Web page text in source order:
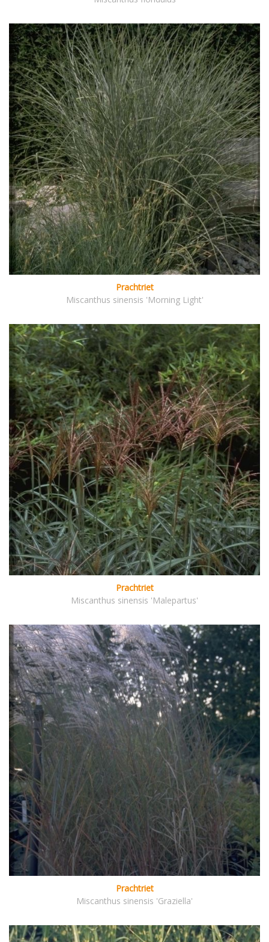
Prachtriet
Miscanthus sinensis 'Morning Light'
Prachtriet
Miscanthus sinensis 'Malepartus'
Prachtriet
Miscanthus sinensis 'Graziella'